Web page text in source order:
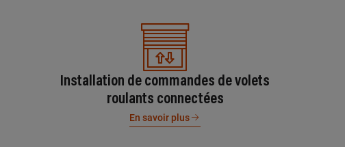
Installation de commandes de volets
roulants connectées
En savoir plus